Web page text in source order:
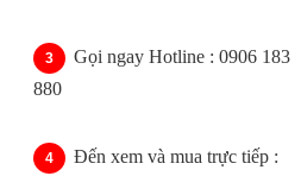
Gọi ngay Hotline : 0906 183
880
Đến xem và mua trực tiếp :